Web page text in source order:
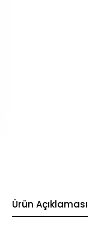
Ürün Açıklaması